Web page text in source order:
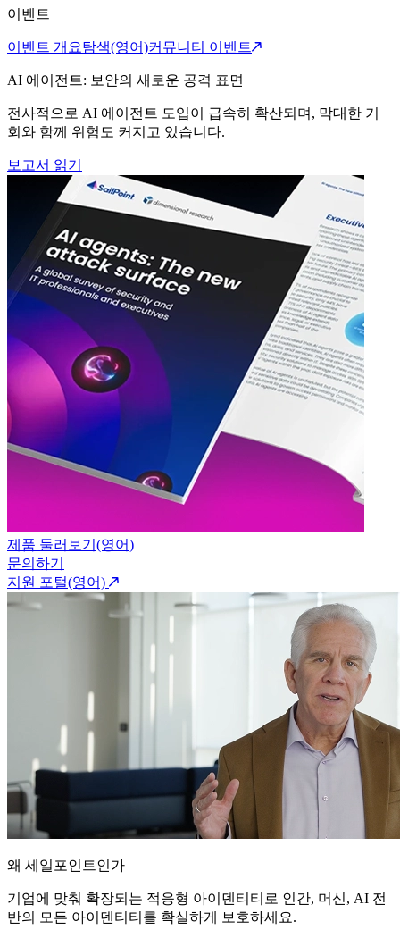
이벤트
이벤트 개요탐색(영어)커뮤니티 이벤트
AI 에이전트: 보안의 새로운 공격 표면
전사적으로 AI 에이전트 도입이 급속히 확산되며, 막대한 기
회와 함께 위험도 커지고 있습니다.
보고서 읽기
제품 둘러보기(영어)
문의하기
지원 포털(영어)
왜 세일포인트인가
기업에 맞춰 확장되는 적응형 아이덴티티로 인간, 머신, AI 전
반의 모든 아이덴티티를 확실하게 보호하세요.